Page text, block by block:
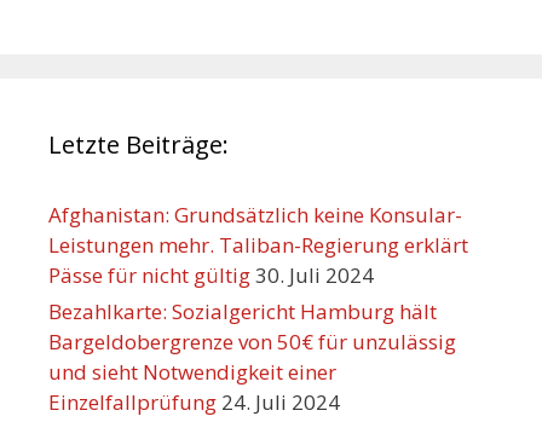
Letzte Beiträge:
Afghanistan: Grundsätzlich keine Konsular-
Leistungen mehr. Taliban-Regierung erklärt
Pässe für nicht gültig30. Juli 2024
Bezahlkarte: Sozialgericht Hamburg hält
Bargeldobergrenze von 50€ für unzulässig
und sieht Notwendigkeit einer
Einzelfallprüfung 24. Juli 2024